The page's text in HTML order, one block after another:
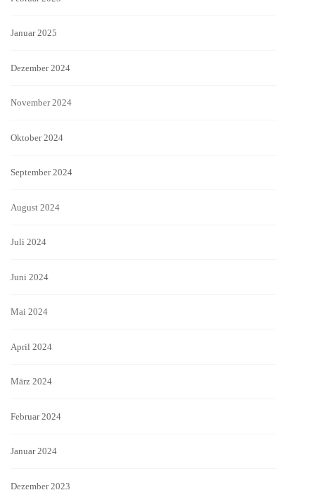
Januar 2025
Dezember 2024
November 2024
Oktober 2024
September 2024
August 2024
Juli 2024
Juni 2024
Mai 2024
April 2024
März 2024
Februar 2024
Januar 2024
Dezember 2023